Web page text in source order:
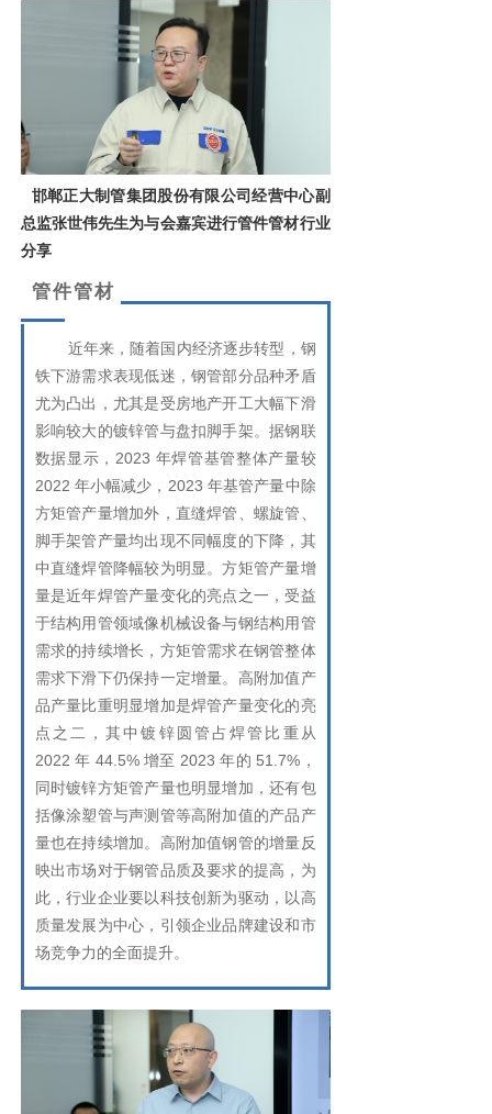
邯郸正大制管集团股份有限公司经营中心副
总监张世伟先生为与会嘉宾进行管件管材行业
分享
管件管材
近年来，随着国内经济逐步转型，钢
铁下游需求表现低迷，钢管部分品种矛盾
尤为凸出，尤其是受房地产开工大幅下滑
影响较大的镀锌管与盘扣脚手架。据钢联
数据显示，2023 年焊管基管整体产量较
2022 年小幅减少，2023 年基管产量中除
方矩管产量增加外，直缝焊管、螺旋管、
脚手架管产量均出现不同幅度的下降，其
中直缝焊管降幅较为明显。方矩管产量增
量是近年焊管产量变化的亮点之一，受益
于结构用管领域像机械设备与钢结构用管
需求的持续增长，方矩管需求在钢管整体
需求下滑下仍保持一定增量。高附加值产
品产量比重明显增加是焊管产量变化的亮
点之二，其中镀锌圆管占焊管比重从
2022 年 44.5% 增至 2023 年的 51.7%，
同时镀锌方矩管产量也明显增加，还有包
括像涂塑管与声测管等高附加值的产品产
量也在持续增加。高附加值钢管的增量反
映出市场对于钢管品质及要求的提高，为
此，行业企业要以科技创新为驱动，以高
质量发展为中心，引领企业品牌建设和市
场竞争力的全面提升。